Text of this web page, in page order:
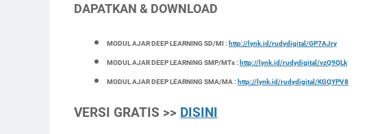
DAPATKAN & DOWNLOAD
MODUL AJAR DEEP LEARNING SD/MI : http://lynk.id/rudydigital/GP7AJry
MODUL AJAR DEEP LEARNING SMP/MTs : http://lynk.id/rudydigital/vzQ9QLk
MODUL AJAR DEEP LEARNING SMA/MA : http://lynk.id/rudydigital/KGQYPV8
VERSI GRATIS >> DISINI